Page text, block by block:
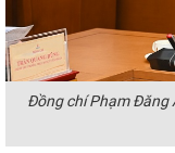
Đồng chí Phạm Đăng